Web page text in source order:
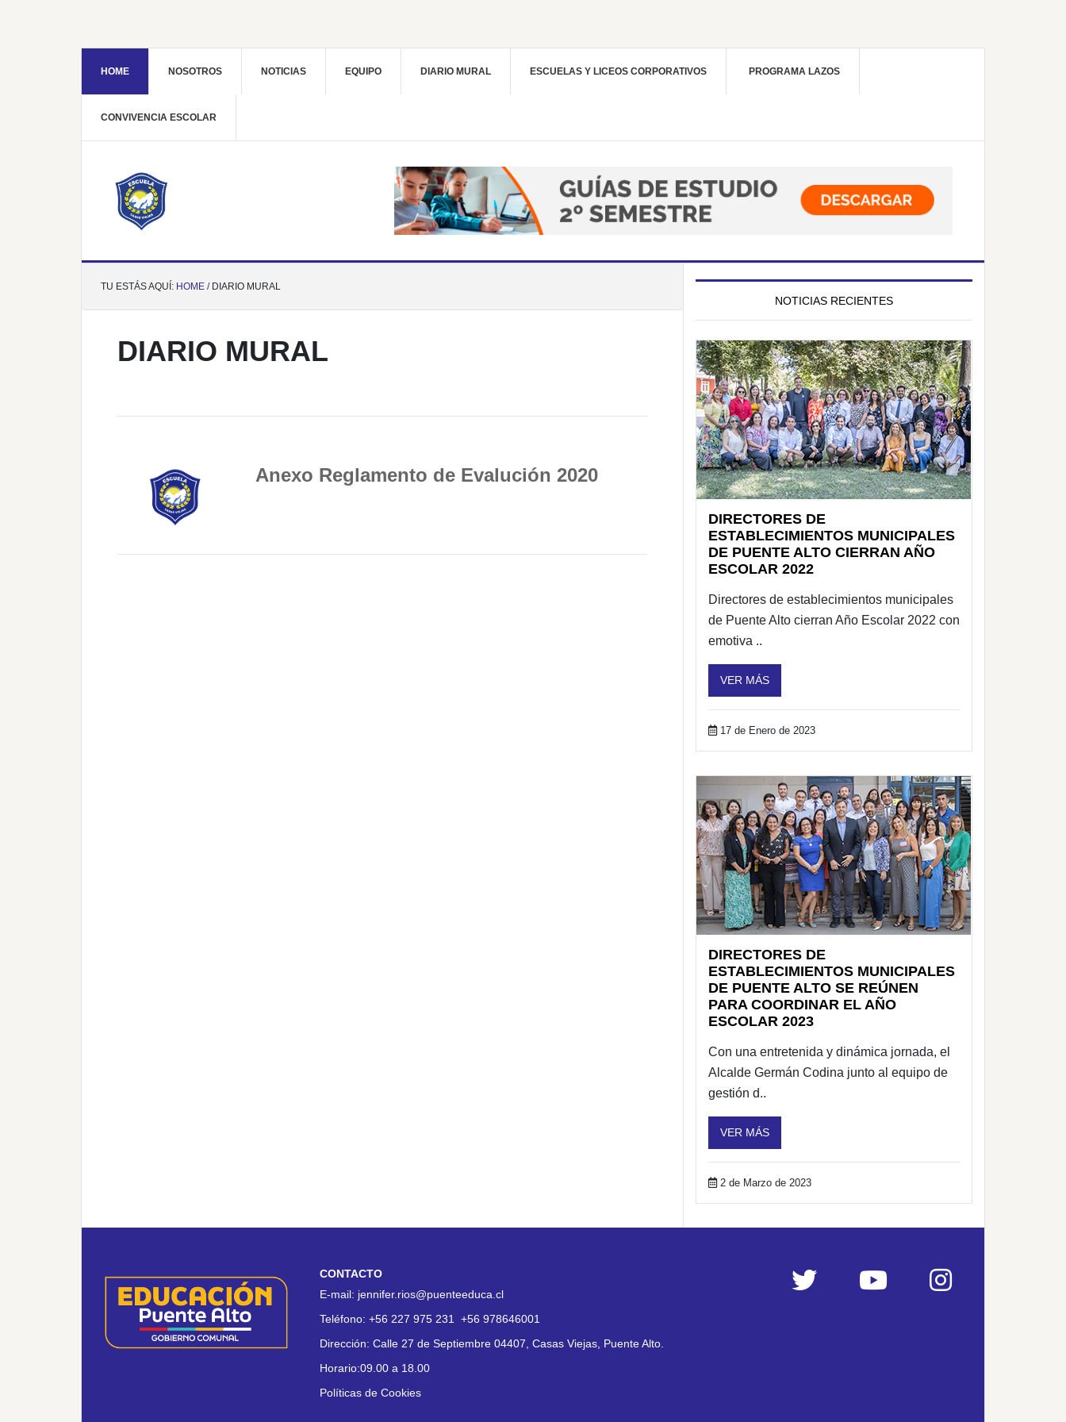
HOME NOSOTROS NOTICIAS EQUIPO DIARIO MURAL ESCUELAS Y LICEOS CORPORATIVOS PROGRAMA LAZOS
CONVIVENCIA ESCOLAR
TU ESTÁS AQUÍ: HOME / DIARIO MURAL
DIARIO MURAL
Anexo Reglamento de Evalución 2020
NOTICIAS RECIENTES
DIRECTORES DE
ESTABLECIMIENTOS MUNICIPALES
DE PUENTE ALTO CIERRAN AÑO
ESCOLAR 2022
Directores de establecimientos municipales
de Puente Alto cierran Año Escolar 2022 con
emotiva ..
VER MÁS
17 de Enero de 2023
DIRECTORES DE
ESTABLECIMIENTOS MUNICIPALES
DE PUENTE ALTO SE REÚNEN
PARA COORDINAR EL AÑO
ESCOLAR 2023
Con una entretenida y dinámica jornada, el
Alcalde Germán Codina junto al equipo de
gestión d..
VER MÁS
2 de Marzo de 2023
CONTACTO
E-mail: jennifer.rios@puenteeduca.cl
Teléfono: +56 227 975 231
+56 978646001
Dirección: Calle 27 de Septiembre 04407, Casas Viejas, Puente Alto.
Horario:09.00 a 18.00
Políticas de Cookies